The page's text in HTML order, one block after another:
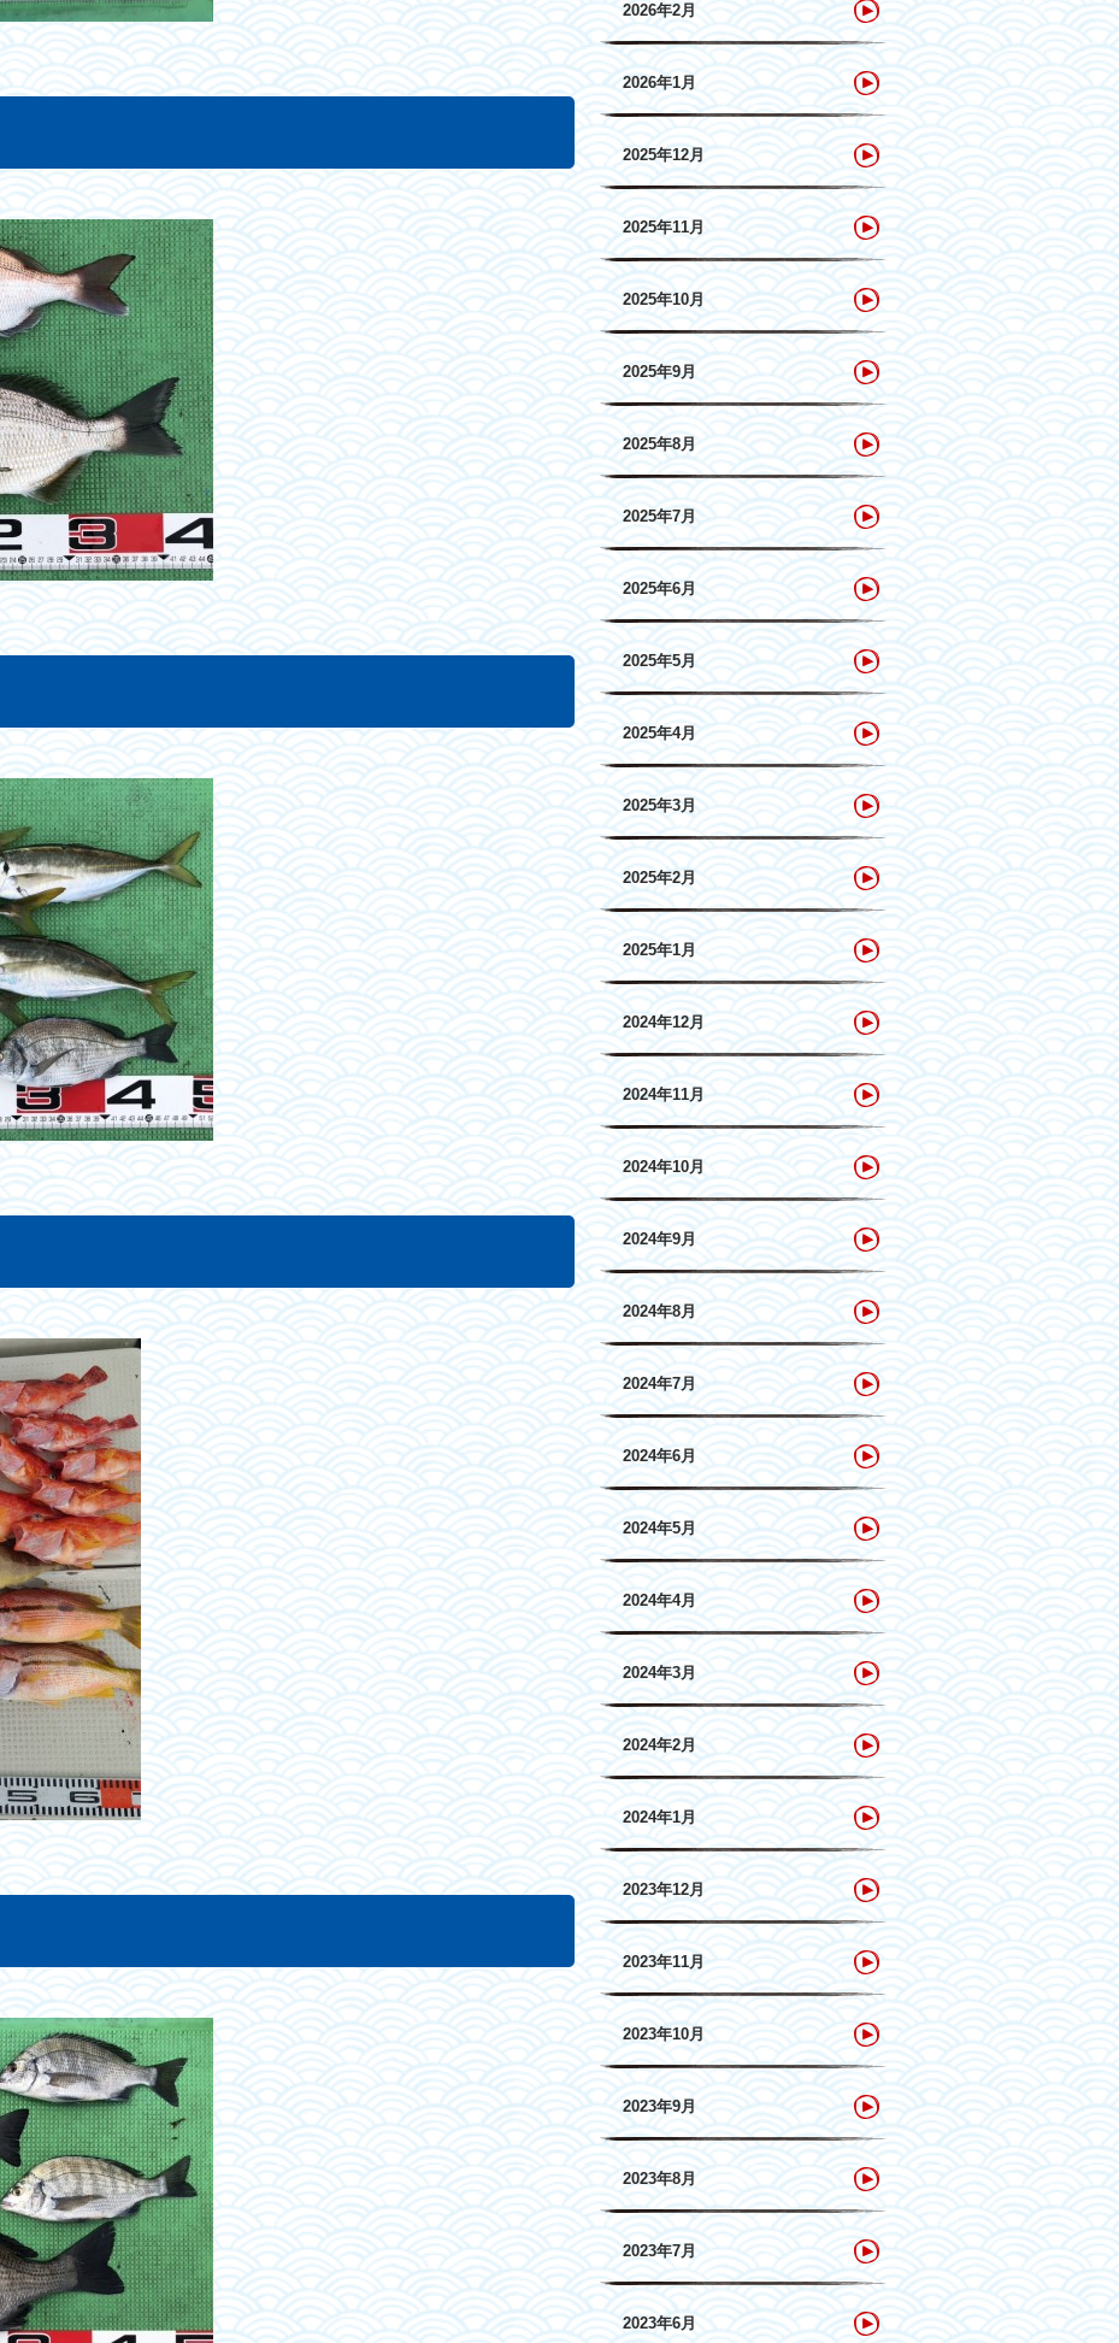
2026年2月
2026年1月
2025年12月
2025年11月
2025年10月
2025年9月
2025年8月
2025年7月
2025年6月
2025年5月
2025年4月
2025年3月
2025年2月
2025年1月
2024年12月
2024年11月
2024年10月
2024年9月
2024年8月
2024年7月
2024年6月
2024年5月
2024年4月
2024年3月
2024年2月
2024年1月
2023年12月
2023年11月
2023年10月
2023年9月
2023年8月
2023年7月
2023年6月